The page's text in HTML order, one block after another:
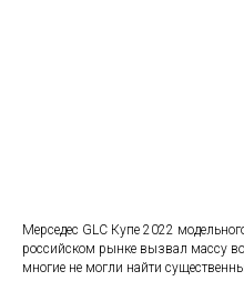
Мерседес GLC Купе 2022
российском рынке вызвал массу
многие не могли найти